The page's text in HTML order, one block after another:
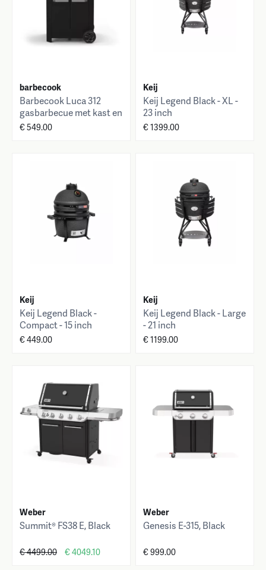
barbecook
Barbecook Luca 312
gasbarbecue met kast en
zijbrander zwart
€ 549.00
Keij
Keij Legend Black - XL -
23 inch
€ 1399.00
Keij
Keij Legend Black -
Compact - 15 inch
€ 449.00
Keij
Keij Legend Black - Large
- 21 inch
€ 1199.00
Weber
Summit® FS38 E, Black
€ 4499.00 € 4049.10
Weber
Genesis E-315, Black
€ 999.00